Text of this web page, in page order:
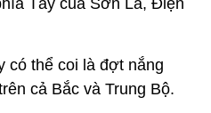
có thể coi là đợt nắng
cả Bắc và Trung Bộ.